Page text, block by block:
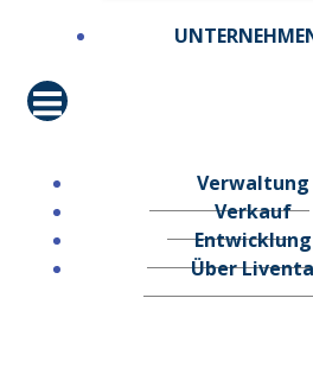
Verwaltung
Verkauf
Entwicklung
Über Liventa